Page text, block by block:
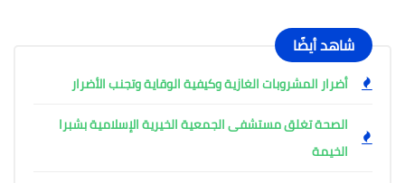
شاهد أيضًا
أضرار المشروبات الغازية وكيفية الوقاية وتجنب الأضرار
الصحة تغلق مستشفى الجمعية الخيرية الإسلامية بشبرا
الخيمة